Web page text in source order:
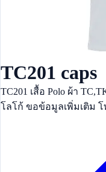
TC201 caps
TC201 เสื้อ Polo ผ้า
โลโก้ ขอข้อมูลเพิ่มเติม โท